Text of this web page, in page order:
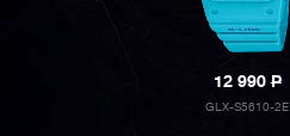
12 990P
GLX-S5610-2E